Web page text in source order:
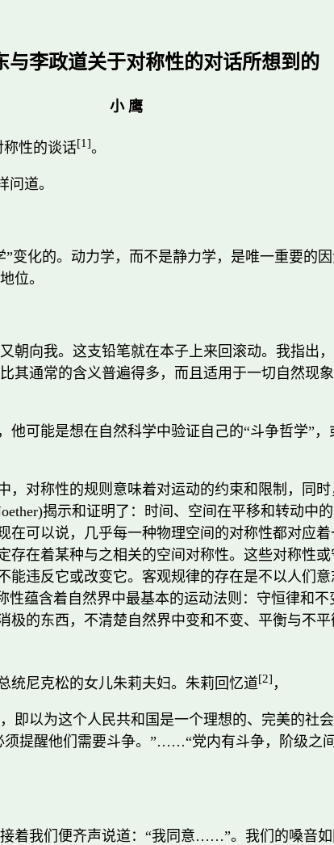
与李政道关于对称性的对话所想到的
小 鹰
称性的谈话[1]。
道。
化的。动力学，而不是静力学，是唯一重要的
位。
朝向我。这支铅笔就在本子上来回滚动。我指出
其通常的含义普遍得多，而且适用于一切自然现
可能是想在自然科学中验证自己的“斗争哲学”
对称性的规则意味着对运动的约束和限制，同
揭示和证明了：时间、空间在平移和转动中
可以说，几乎每一种物理空间的对称性都对应
在着某种与之相关的空间对称性。这些对称性
违反它或改变它。客观规律的存在是不以人们
蕴含着自然界中最基本的运动法则：守恒律和
的东西，不清楚自然界中变和不变、平衡与不
统尼克松的女儿朱莉夫妇。朱莉回忆道[2] ，
即以为这个人民共和国是一个理想的、完美的社
提醒他们需要斗争。”……“党内有斗争，阶级之
着我们便齐声说道：“我同意……”。我们的嗓音